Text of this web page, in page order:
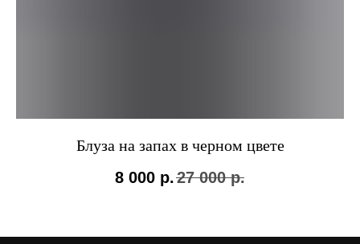
Блуза на запах в черном цвете
8 000 р.27 000 р.